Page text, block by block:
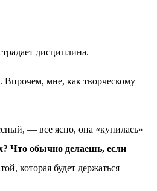
дисциплина.
Впрочем, мне, как творческому
— все ясно, она «купилась»
Что обычно делаешь, если
которая будет держаться